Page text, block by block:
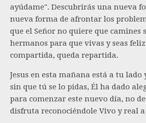
ayúdame". Descubrirás una nueva
nueva forma de afrontar los
que el Señor no quiere que camines
hermanos para que vivas y seas
compartida, queda repartida.
Jesus en esta mañana está a tu lado
sin que tú se lo pidas, Él ha dado
para comenzar este nuevo día, no
disfruta reconociéndole Vivo y real